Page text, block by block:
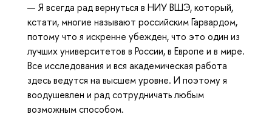
— Я всегда рад вернуться в НИУ ВШЭ, который,
кстати, многие называют российским Гарвардом,
потому что я искренне убежден, что это один из
лучших университетов в России, в Европе и в мире.
Все исследования и вся академическая работа
здесь ведутся на высшем уровне. И поэтому я
воодушевлен и рад сотрудничать любым
возможным способом.